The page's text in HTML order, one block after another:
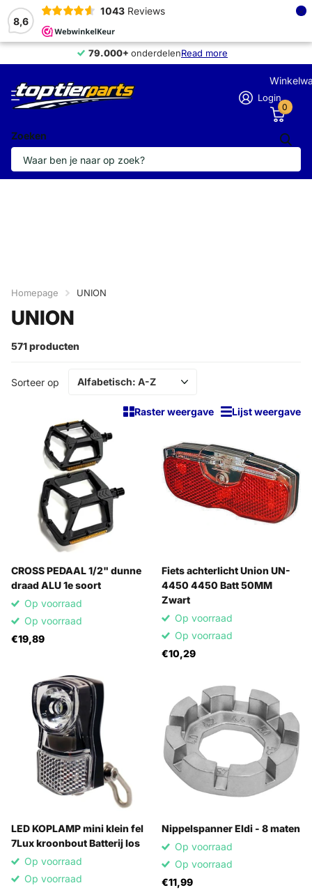
8,6
1043 Reviews ×
79.000+ onderdelenRead more
79.000+
Zoeken
Login
0
Homepage UNION
UNION
571 producten
Raster weergave Lijst weergave
Sorteer op
CROSS PEDAAL 1/2" dunne
draad ALU 1e soort
Op voorraad
Op voorraad
€19,89
Fiets achterlicht Union UN-
4450 4450 Batt 50MM
Zwart
Op voorraad
Op voorraad
€10,29
LED KOPLAMP mini klein fel
7Lux kroonbout Batterij los
Op voorraad
Op voorraad
Nippelspanner Eldi - 8 maten
Op voorraad
Op voorraad
€11,99